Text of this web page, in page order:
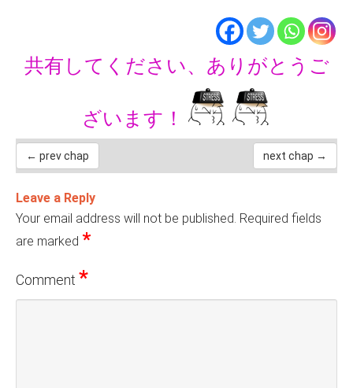
共有してください、ありがとうご
ざいます！
← prev chap next chap →
Leave a Reply
Your email address will not be published. Required fields
are marked *
Comment *